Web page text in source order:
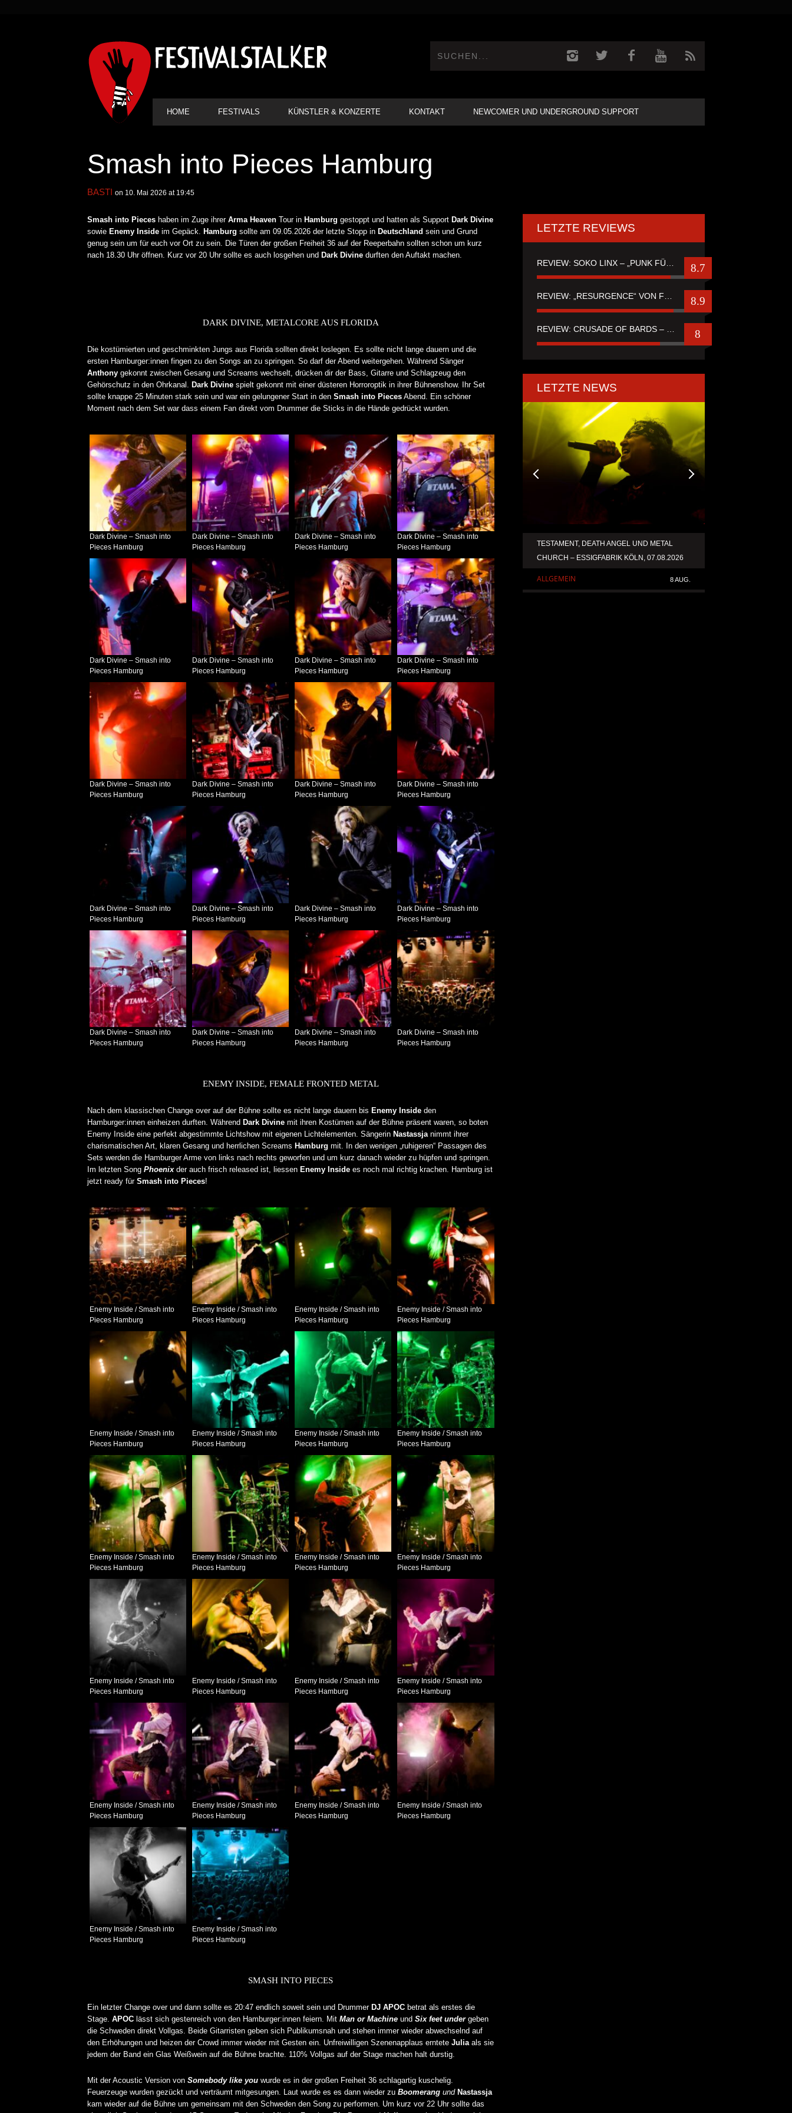
HAUPT-
NAVIGATION
HOME FESTIVALS KÜNSTLER & KONZERTE KONTAKT NEWCOMER UND UNDERGROUND SUPPORT
Smash into Pieces Hamburg
BASTI on 10. Mai 2026 at 19:45
Smash into Pieces haben im Zuge ihrer Arma Heaven Tour in Hamburg gestoppt und hatten als Support Dark Divine
sowie Enemy Inside im Gepäck. Hamburg sollte am 09.05.2026 der letzte Stopp in Deutschland sein und Grund
genug sein um für euch vor Ort zu sein. Die Türen der großen Freiheit 36 auf der Reeperbahn sollten schon um kurz
nach 18.30 Uhr öffnen. Kurz vor 20 Uhr sollte es auch losgehen und Dark Divine durften den Auftakt machen.
DARK DIVINE, METALCORE AUS FLORIDA
Die kostümierten und geschminkten Jungs aus Florida sollten direkt loslegen. Es sollte nicht lange dauern und die
ersten Hamburger:innen fingen zu den Songs an zu springen. So darf der Abend weitergehen. Während Sänger
Anthony gekonnt zwischen Gesang und Screams wechselt, drücken dir der Bass, Gitarre und Schlagzeug den
Gehörschutz in den Ohrkanal.
Dark Divine spielt gekonnt mit einer düsteren Horroroptik in ihrer Bühnenshow. Ihr Set
sollte knappe 25 Minuten stark sein und war ein gelungener Start in den Smash into Pieces Abend. Ein schöner
Moment nach dem Set war dass einem Fan direkt vom Drummer die Sticks in die Hände gedrückt wurden.
Dark Divine – Smash into
Pieces Hamburg
Dark Divine – Smash into
Pieces Hamburg
Dark Divine – Smash into
Pieces Hamburg
Dark Divine – Smash into
Pieces Hamburg
Dark Divine – Smash into
Pieces Hamburg
Dark Divine – Smash into
Pieces Hamburg
Dark Divine – Smash into
Pieces Hamburg
Dark Divine – Smash into
Pieces Hamburg
Dark Divine – Smash into
Pieces Hamburg
Dark Divine – Smash into
Pieces Hamburg
Dark Divine – Smash into
Pieces Hamburg
Dark Divine – Smash into
Pieces Hamburg
Dark Divine – Smash into
Pieces Hamburg
Dark Divine – Smash into
Pieces Hamburg
Dark Divine – Smash into
Pieces Hamburg
Dark Divine – Smash into
Pieces Hamburg
Dark Divine – Smash into
Pieces Hamburg
Dark Divine – Smash into
Pieces Hamburg
Dark Divine – Smash into
Pieces Hamburg
Dark Divine – Smash into
Pieces Hamburg
ENEMY INSIDE, FEMALE FRONTED METAL
Nach dem klassischen Change over auf der Bühne sollte es nicht lange dauern bis Enemy Inside den
Hamburger:innen einheizen durften. Während Dark Divine mit ihren Kostümen auf der Bühne präsent waren, so boten
Enemy Inside eine perfekt abgestimmte Lichtshow mit eigenen Lichtelementen. Sängerin Nastassja nimmt ihrer
charismatischen Art, klaren Gesang und herrlichen Screams Hamburg mit. In den wenigen „ruhigeren“ Passagen des
Sets werden die Hamburger Arme von links nach rechts geworfen und um kurz danach wieder zu hüpfen und springen.
Im letzten Song Phoenixder auch frisch released ist, liessen Enemy Inside es noch mal richtig krachen. Hamburg ist
jetzt ready für Smash into Pieces!
Enemy Inside / Smash into
Pieces Hamburg
Enemy Inside / Smash into
Pieces Hamburg
Enemy Inside / Smash into
Pieces Hamburg
Enemy Inside / Smash into
Pieces Hamburg
Enemy Inside / Smash into
Pieces Hamburg
Enemy Inside / Smash into
Pieces Hamburg
Enemy Inside / Smash into
Pieces Hamburg
Enemy Inside / Smash into
Pieces Hamburg
Enemy Inside / Smash into
Pieces Hamburg
Enemy Inside / Smash into
Pieces Hamburg
Enemy Inside / Smash into
Pieces Hamburg
Enemy Inside / Smash into
Pieces Hamburg
Enemy Inside / Smash into
Pieces Hamburg
Enemy Inside / Smash into
Pieces Hamburg
Enemy Inside / Smash into
Pieces Hamburg
Enemy Inside / Smash into
Pieces Hamburg
Enemy Inside / Smash into
Pieces Hamburg
Enemy Inside / Smash into
Pieces Hamburg
Enemy Inside / Smash into
Pieces Hamburg
Enemy Inside / Smash into
Pieces Hamburg
Enemy Inside / Smash into
Pieces Hamburg
Enemy Inside / Smash into
Pieces Hamburg
SMASH INTO PIECES
Ein letzter Change over und dann sollte es 20:47 endlich soweit sein und Drummer DJ APOC betrat als erstes die
Stage. APOC lässt sich gestenreich von den Hamburger:innen feiern. Mit Man or Machine und Six feet undergeben
die Schweden direkt Vollgas. Beide Gitarristen geben sich Publikumsnah und stehen immer wieder abwechselnd auf
den Erhöhungen und heizen der Crowd immer wieder mit Gesten ein. Unfreiwilligen Szenenapplaus erntete Julia als sie
jedem der Band ein Glas Weißwein auf die Bühne brachte. 110% Vollgas auf der Stage machen halt durstig.
Mit der Acoustic Version von Somebody like you wurde es in der großen Freiheit 36 schlagartig kuschelig.
Feuerzeuge wurden gezückt und verträumt mitgesungen. Laut wurde es es dann wieder zu Boomerang und Nastassja
kam wieder auf die Bühne um gemeinsam mit den Schweden den Song zu performen. Um kurz vor 22 Uhr sollte das
LETZTE REVIEWS
8.7
REVIEW: „RESURGENCE“ VON FUTURE PALACE 8.9
REVIEW: CRUSADE OF BARDS – “TALES OF DISTANT WORLDS“ 8
LETZTE NEWS
TESTAMENT, DEATH ANGEL UND METAL
CHURCH – ESSIGFABRIK KÖLN, 07.08.2026
ALLGEMEIN 8 AUG.
KAI HANSEN DIE ZWEITE SINGLE „WELCOME
TO LIFE“ AUS SEINEM KOMMENDEN
SOLOALBUM „BORN WITH A HAMMER“
ALLGEMEIN 6 AUG.
REVIEW: SOKO LINX – „PUNK FÜR LEUTE,
DIE PUNK HASZEN“
ALBUM REVIEW 6 AUG.